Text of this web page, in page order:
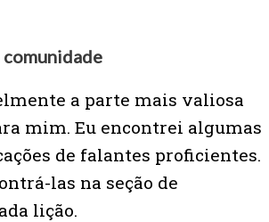
comunidade
a parte mais valiosa
mim. Eu encontrei algumas
de falantes proficientes.
las na seção de
lição.